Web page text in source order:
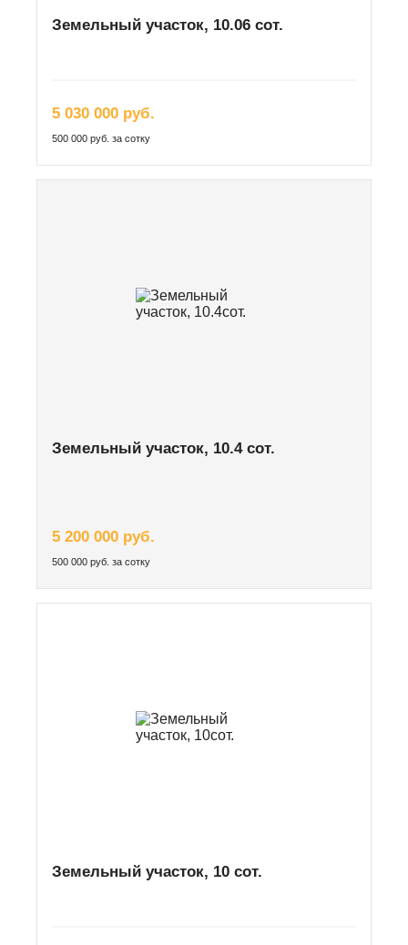
Земельный участок, 10.06 сот.
5 030 000 руб.
500 000 руб. за сотку
Земельный участок, 10.4 сот.
5 200 000 руб.
500 000 руб. за сотку
Земельный участок, 10 сот.